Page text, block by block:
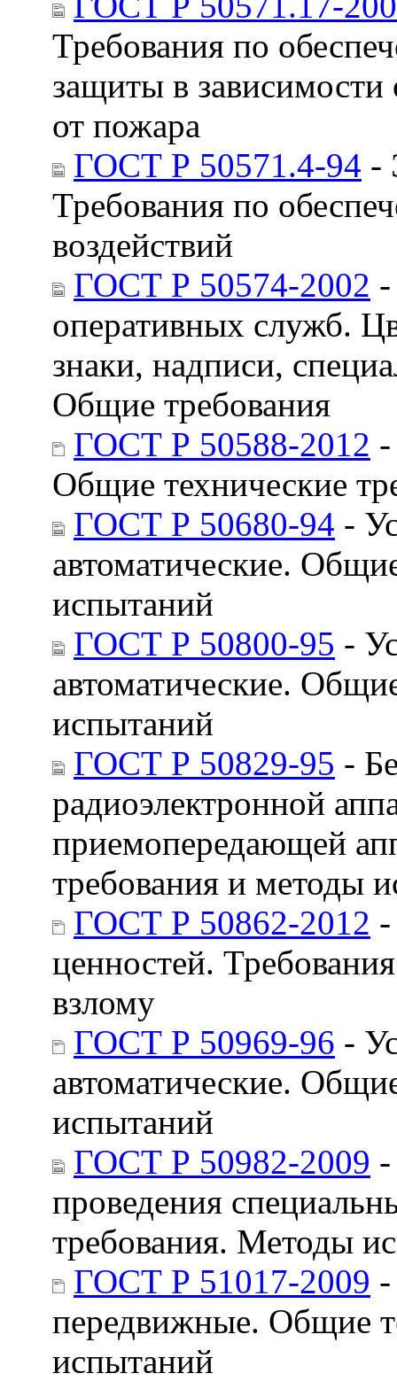
Требования по
защиты в
от пожара
ГОСТ Р 50571.4-94 -
Требования по
воздействий
ГОСТ Р 50574-2002
оперативных служб.
знаки, надписи,
Общие требования
ГОСТ Р 50588-2012
Общие технические
ГОСТ Р 50680-94 -
автоматические.
испытаний
ГОСТ Р 50800-95 -
автоматические.
испытаний
ГОСТ Р 50829-95 -
радиоэлектронной
приемопередающей
требования и методы
ГОСТ Р 50862-2012
ценностей.
взлому
ГОСТ Р 50969-96 -
автоматические.
испытаний
ГОСТ Р 50982-2009
проведения
требования. Методы
ГОСТ Р 51017-2009
передвижные. Общие
испытаний